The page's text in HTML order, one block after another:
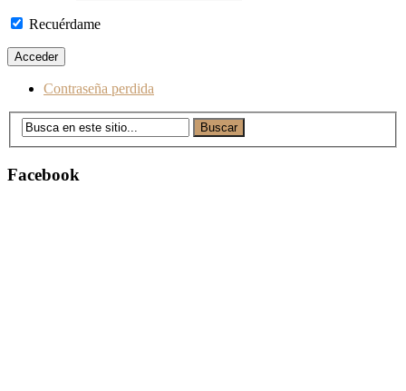
Recuérdame
Contraseña perdida
Facebook